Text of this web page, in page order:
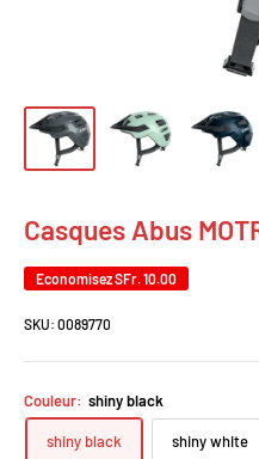
Casques Abus
EconomisezSFr. 10.00
SKU: 0089770
Couleur: shiny black
shiny black shiny white